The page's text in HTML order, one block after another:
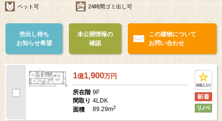
ペット可 24時間ゴミ出し可
売出し待ち
お知らせ希望
未公開情報の
確認
この建物について
お問い合わせ
1億1,900万円
所在階 9F
間取り 4LDK
面積
89.29m2